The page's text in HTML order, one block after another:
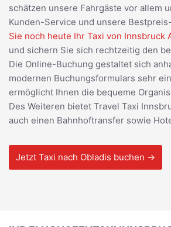
schätzen unsere Fahrgäste vor allem
Kunden-Service und unsere
Sie noch heute Ihr Taxi von Innsbruck
und sichern Sie sich rechtzeitig den
Die Online-Buchung gestaltet sich
modernen Buchungsformulars sehr
ermöglicht Ihnen die bequeme
Des Weiteren bietet Travel Taxi
auch einen Bahnhoftransfer sowie
Jetzt Taxi nach Obladis buchen →